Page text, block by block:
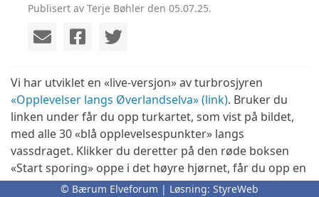
Publisert av Terje Bøhler den 05.07.25.
Vi har utviklet en «live-versjon» av turbrosjyren
«Opplevelser langs Øverlandselva» (link). Bruker du
linken under får du opp turkartet, som vist på bildet,
med alle 30 «blå opplevelsespunkter» langs
vassdraget. Klikker du deretter på den røde boksen
«Start sporing» oppe i det høyre hjørnet, får du opp en
rød sirkel som til enhver tid viser hvor du befinner deg
© Bærum Elveforum | Løsning: StyreWeb